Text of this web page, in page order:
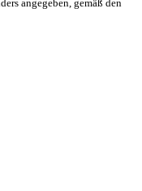
angegeben, gemäß den